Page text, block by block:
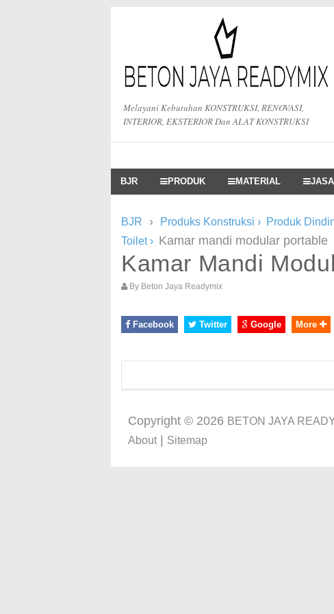
Melayani Kebutuhan KONSTRUKSI, RENOVASI,
INTERIOR, EKSTERIOR Dan ALAT KONSTRUKSI
BJR PRODUK MATERIAL JASA
BJR › Produks Konstruksi › Produk
Toilet› Kamar mandi modular portable
Kamar Mandi
By Beton Jaya Readymix
Facebook Twitter Google More
Copyright © 2026 BETON JAYA
About| Sitemap